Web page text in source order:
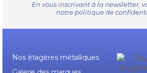
En vous inscrivant à la newsletter,
notrepolitique de
Nos étagères métalliques